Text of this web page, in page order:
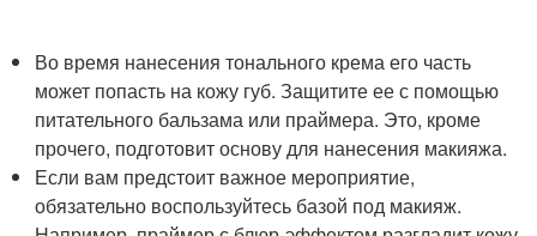
Во время нанесения тонального крема его часть
может попасть на кожу губ. Защитите ее с помощью
питательного бальзама или праймера. Это, кроме
прочего, подготовит основу для нанесения макияжа.
Если вам предстоит важное мероприятие,
обязательно воспользуйтесь базой под макияж.